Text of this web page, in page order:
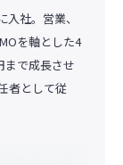
社。営業、
を軸とした4
まで成長させ
者として従